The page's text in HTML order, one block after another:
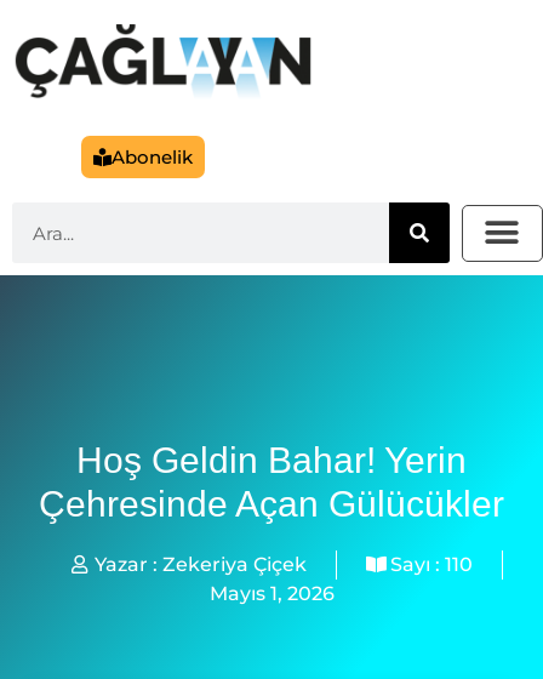
Abonelik
Hoş Geldin Bahar! Yerin
Çehresinde Açan Gülücükler
Yazar : Zekeriya Çiçek Sayı : 110
Mayıs 1, 2026